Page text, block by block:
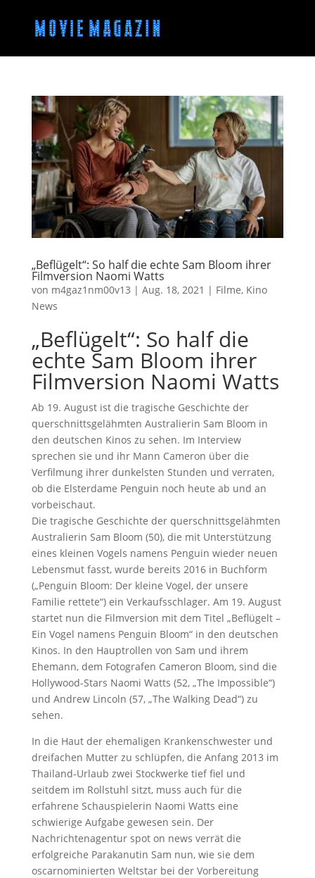
„Beflügelt“: So half die echte Sam Bloom ihrer
Filmversion Naomi Watts
von m4gaz1nm00v13 | Aug. 18, 2021 | Filme, Kino
News
„Beflügelt“: So half die
echte Sam Bloom ihrer
Filmversion Naomi Watts
Ab 19. August ist die tragische Geschichte der
querschnittsgelähmten Australierin Sam Bloom in
den deutschen Kinos zu sehen. Im Interview
sprechen sie und ihr Mann Cameron über die
Verfilmung ihrer dunkelsten Stunden und verraten,
ob die Elsterdame Penguin noch heute ab und an
vorbeischaut.
Die tragische Geschichte der querschnittsgelähmten
Australierin Sam Bloom (50), die mit Unterstützung
eines kleinen Vogels namens Penguin wieder neuen
Lebensmut fasst, wurde bereits 2016 in Buchform
(„Penguin Bloom: Der kleine Vogel, der unsere
Familie rettete“) ein Verkaufsschlager. Am 19. August
startet nun die Filmversion mit dem Titel „Beflügelt –
Ein Vogel namens Penguin Bloom“ in den deutschen
Kinos. In den Hauptrollen von Sam und ihrem
Ehemann, dem Fotografen Cameron Bloom, sind die
Hollywood-Stars Naomi Watts (52, „The Impossible“)
und Andrew Lincoln (57, „The Walking Dead“) zu
sehen.
In die Haut der ehemaligen Krankenschwester und
dreifachen Mutter zu schlüpfen, die Anfang 2013 im
Thailand-Urlaub zwei Stockwerke tief fiel und
seitdem im Rollstuhl sitzt, muss auch für die
erfahrene Schauspielerin Naomi Watts eine
schwierige Aufgabe gewesen sein. Der
Nachrichtenagentur spot on news verrät die
erfolgreiche Parakanutin Sam nun, wie sie dem
oscarnominierten Weltstar bei der Vorbereitung